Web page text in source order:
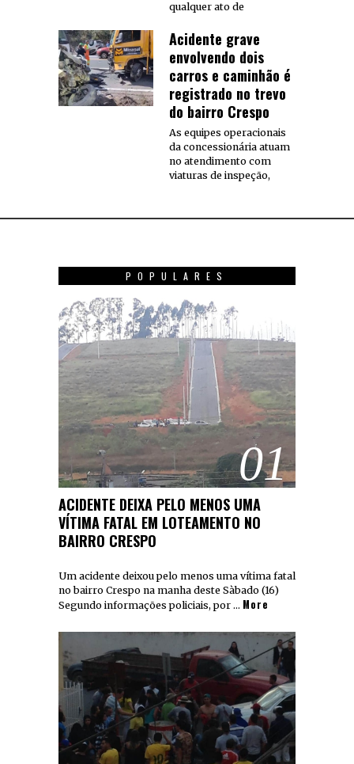
qualquer ato de
Acidente grave
envolvendo dois
carros e caminhão é
registrado no trevo
do bairro Crespo
As equipes operacionais
da concessionária atuam
no atendimento com
viaturas de inspeção,
POPULARES
01
ACIDENTE DEIXA PELO MENOS UMA
VÍTIMA FATAL EM LOTEAMENTO NO
BAIRRO CRESPO
Um acidente deixou pelo menos uma vítima fatal
no bairro Crespo na manha deste Sàbado (16)
Segundo informações policiais, por … More